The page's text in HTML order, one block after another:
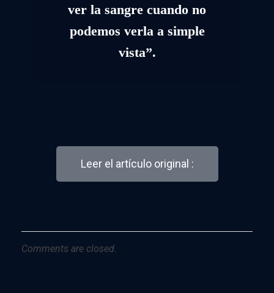
ver la sangre cuando no
podemos verla a simple
vista”.
Leer el artículo original :
Comments are closed.